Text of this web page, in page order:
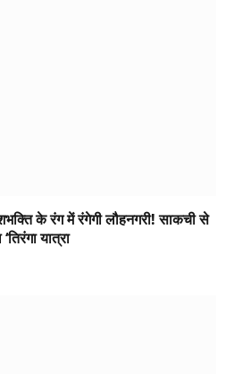
के रंग में रंगेगी लौहनगरी! साकची से
यात्रा